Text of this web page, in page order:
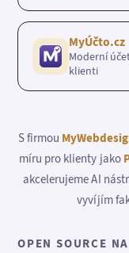
MyÚčto.cz
Moderní
klienti
S firmou
míru pro klienty jako
akcelerujeme AI
vyvíjím
OPEN SOURCE